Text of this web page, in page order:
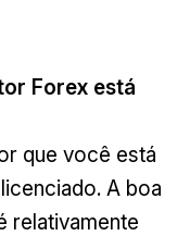
Forex está
que você está
A boa
relativamente